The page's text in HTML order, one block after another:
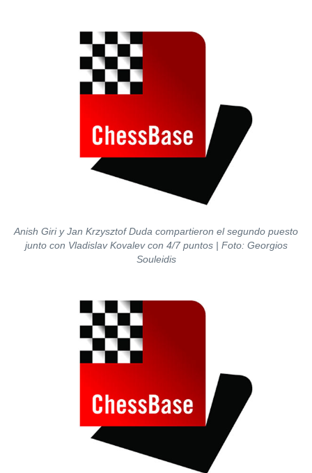
Anish Giri y Jan Krzysztof Duda compartieron el segundo puesto
junto con Vladislav Kovalev con 4/7 puntos | Foto: Georgios
Souleidis